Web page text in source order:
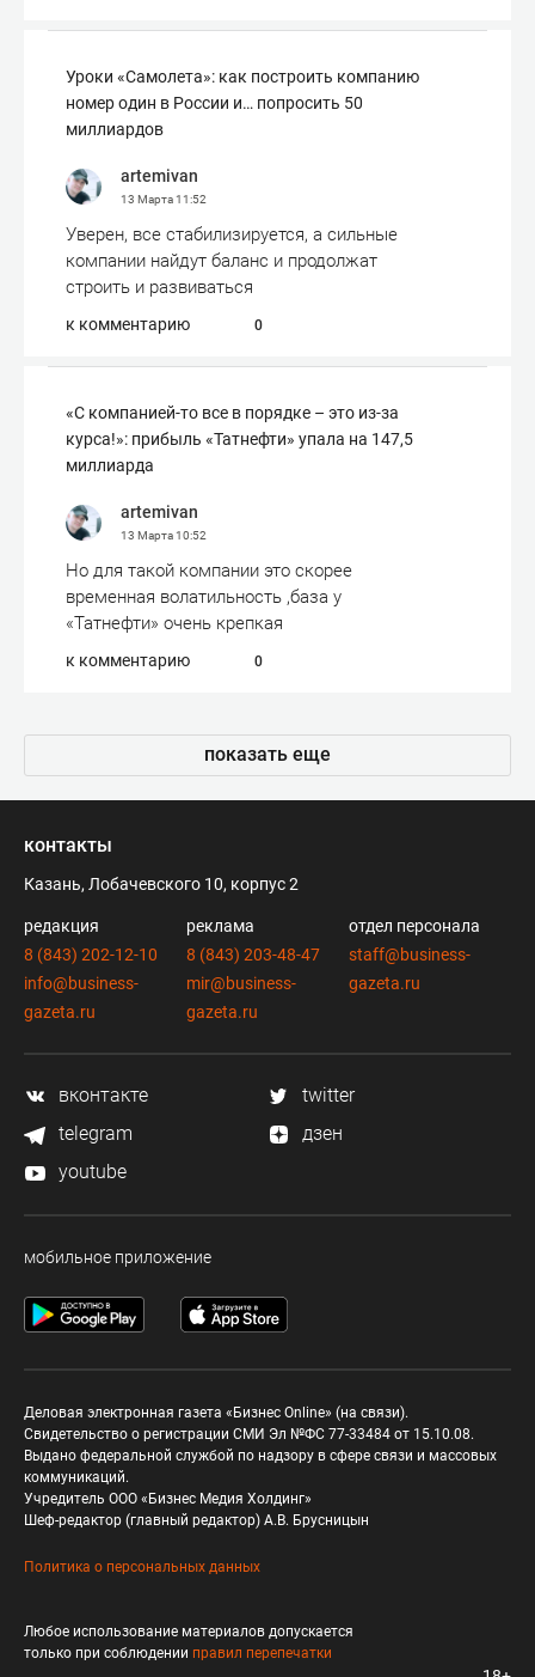
Уроки «Самолета»: как построить компанию
номер один в России и… попросить 50
миллиардов
artemivan
13 Марта11:52
Уверен, все стабилизируется, а сильные
компании найдут баланс и продолжат
строить и развиваться
к комментарию 0
«С компанией-то все в порядке – это из-за
курса!»: прибыль «Татнефти» упала на 147,5
миллиарда
artemivan
13 Марта10:52
Но для такой компании это скорее
временная волатильность ,база у
«Татнефти» очень крепкая
к комментарию 0
показать еще
контакты
Казань, Лобачевского 10, корпус 2
редакция
8 (843) 202-12-10
info@business-
gazeta.ru
реклама
8 (843) 203-48-47
mir@business-
gazeta.ru
отдел персонала
staff@business-
gazeta.ru
вконтакте
twitter
telegram
дзен
youtube
мобильное приложение
Деловая электронная газета «Бизнес Online» (на связи).
Свидетельство о регистрации СМИ Эл №ФС 77-33484 от 15.10.08.
Выдано федеральной службой по надзору в сфере связи и массовых
коммуникаций.
Учредитель ООО «Бизнес Медия Холдинг»
Шеф-редактор (главный редактор) А.В. Брусницын
Политика о персональных данных
Любое использование материалов допускается
только при соблюдении правил перепечатки